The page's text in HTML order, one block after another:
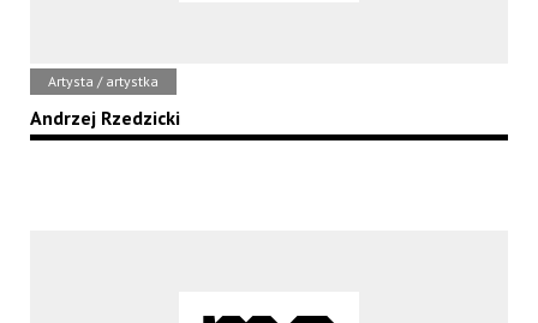
Artysta / artystka
Andrzej Rzedzicki